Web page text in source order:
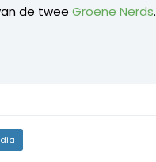
de twee Groene Nerds.